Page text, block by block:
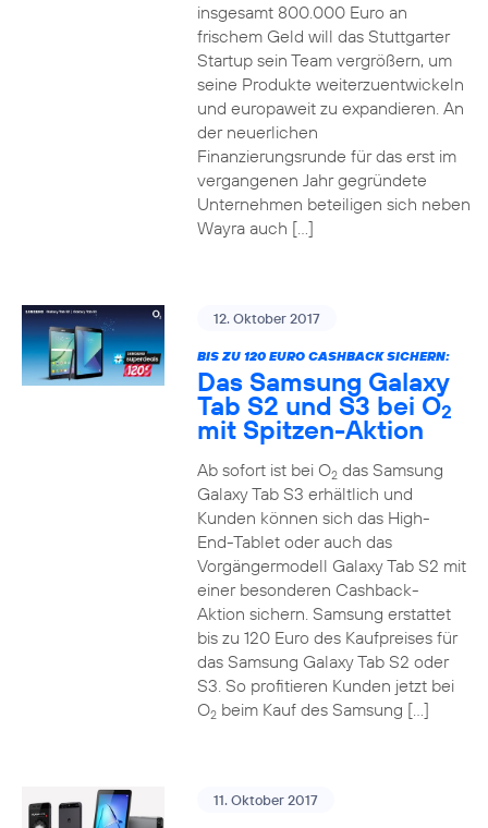
insgesamt 800.000 Euro an
frischem Geld will das Stuttgarter
Startup sein Team vergrößern, um
seine Produkte weiterzuentwickeln
und europaweit zu expandieren. An
der neuerlichen
Finanzierungsrunde für das erst im
vergangenen Jahr gegründete
Unternehmen beteiligen sich neben
Wayra auch […]
12. Oktober 2017
BIS ZU 120 EURO CASHBACK SICHERN:
Das Samsung Galaxy
Tab S2 und S3 bei O2
mit Spitzen-Aktion
Ab sofort ist bei O2das Samsung
Galaxy Tab S3 erhältlich und
Kunden können sich das High-
End-Tablet oder auch das
Vorgängermodell Galaxy Tab S2 mit
einer besonderen Cashback-
Aktion sichern. Samsung erstattet
bis zu 120 Euro des Kaufpreises für
das Samsung Galaxy Tab S2 oder
S3. So profitieren Kunden jetzt bei
O2beim Kauf des Samsung […]
11. Oktober 2017